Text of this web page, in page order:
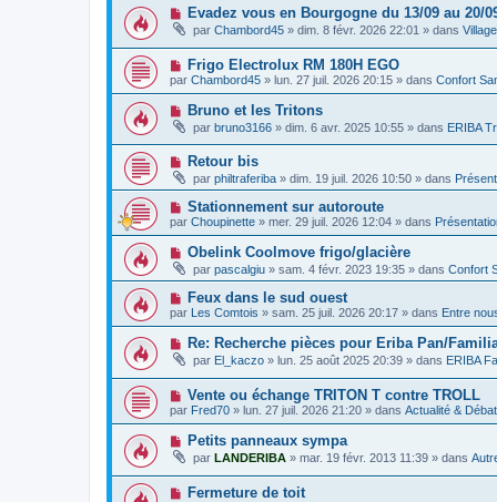
g
m
e
s
s
a
g
e
v
e
a
m
e
s
s
g
N
u
v
a
m
e
s
s
a
g
e
Evadez vous en Bourgogne du 13/09 au 20/
par Chambord45 » dim. 8 févr. 2026 22:01 » dans
N
o
u
v
e
a
u
m
e
s
s
a
g
e
Frigo Electrolux RM 180H EGO
par Chambord45 » lun. 27 juil. 2026 20:15 » dans Confort
N
u
v
a
u
m
e
s
s
a
g
e
Bruno et les Tritons
par bruno3166 » dim. 6 avr. 2025 10:55 » dans ERIBA
N
o
u
v
e
a
u
m
e
s
s
a
g
Retour bis
par philtraferiba » dim. 19 juil. 2026 10:50 » dans
N
o
v
e
a
u
m
e
s
s
a
g
e
Stationnement sur autoroute
par Choupinette » mer. 29 juil. 2026 12:04 » dans
N
o
u
v
e
a
u
m
e
s
s
a
g
e
Obelink Coolmove frigo/glacière
par pascalgiu » sam. 4 févr. 2023 19:35 » dans Confort
N
o
v
e
a
u
m
s
s
g
Feux dans le sud ouest
par Les Comtois » sam. 25 juil. 2026 20:17 » dans Entre
N
o
u
v
e
a
u
m
e
s
s
a
Re: Recherche pièces pour Eriba Pan/
par El_kaczo » lun. 25 août 2025 20:39 » dans ERIBA
N
o
u
v
e
a
m
e
Vente ou échange TRITON T contre TROLL
par Fred70 » lun. 27 juil. 2026 21:20 » dans Actualité &
N
u
v
e
Petits panneaux sympa
par LANDERIBA » mar. 19 févr. 2013 11:39 » dans
NFermeture de toit